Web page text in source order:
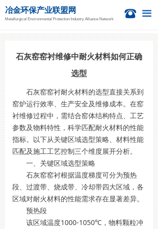
冶金环保产业联盟网
Metallurgical Environmental Protection Industry Alliance Network 뀰 끀
首页
新闻资讯
冶金活动
技术信息
项目信息
国际新闻
关于我们
石灰窑窑衬维修中耐火材料如何正确
选型
石灰窑窑衬耐火材料的选型直接关系到
窑炉运行效率、生产安全及维修成本。在窑
衬维修过程中，需结合窑体结构特点、工艺
参数及物料特性，科学匹配耐火材料的性能
指标。以下从关键区域选型策略、材料性能
匹配及施工工艺控制三个维度展开分析。
一、关键区域选型策略
石灰窑窑衬根据温度梯度可分为预热
段、过渡带、烧成带、冷却带四大区域，各
区域对耐火材料的性能需求存在显著差异。
预热段
该区域温度1000-1050℃，物料颗粒冲